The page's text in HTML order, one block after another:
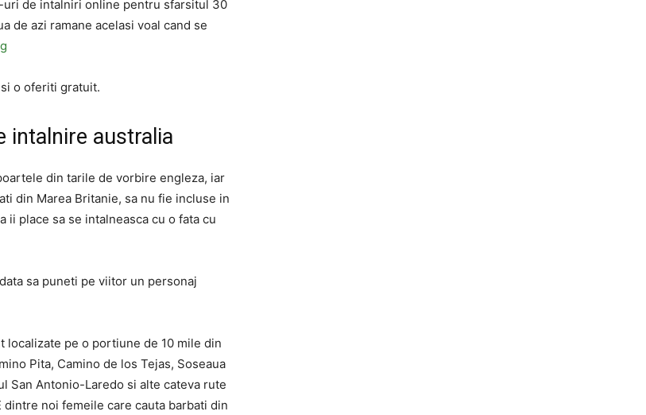
uri de intalniri online pentru sfarsitul 30
de azi ramane acelasi voal cand se
o oferiti gratuit.
intalnire australia
din tarile de vorbire engleza, iar
din Marea Britanie, sa nu fie incluse in
ii place sa se intalneasca cu o fata cu
sa puneti pe viitor un personaj
pe o portiune de 10 mile din
Pita, Camino de los Tejas, Soseaua
San Antonio-Laredo si alte cateva rute
dintre noi femeile care cauta barbati din